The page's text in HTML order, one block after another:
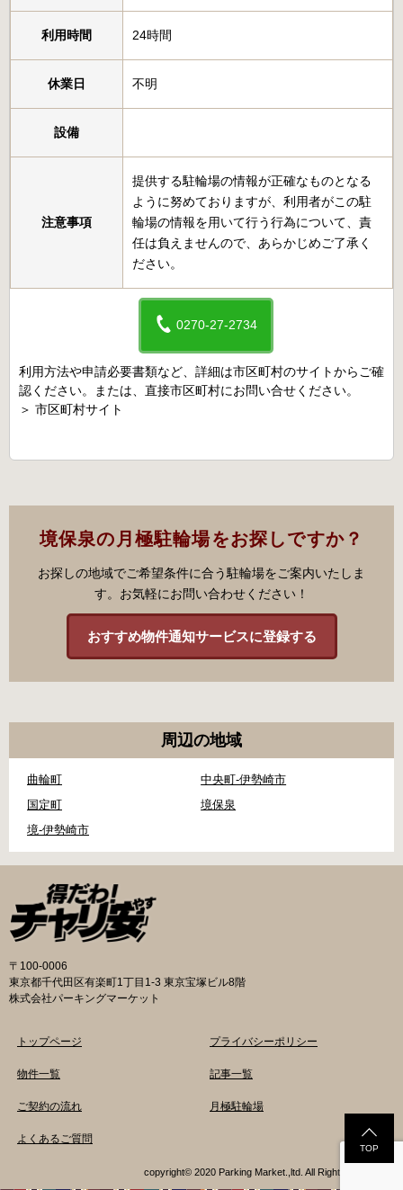
利用時間 24時間
休業日 不明
設備
注意事項
提供する駐輪場の情報が正確なものとなる
ように努めておりますが、利用者がこの駐
輪場の情報を用いて行う行為について、責
任は負えませんので、あらかじめご了承く
ださい。
0270-27-2734
利用方法や申請必要書類など、詳細は市区町村のサイトからご確
認ください。または、直接市区町村にお問い合せください。
＞ 市区町村サイト
境保泉の月極駐輪場をお探しですか？
お探しの地域でご希望条件に合う駐輪場をご案内いたしま
す。お気軽にお問い合わせください！
おすすめ物件通知サービスに登録する
周辺の地域
曲輪町
中央町-伊勢崎市
国定町
境保泉
境-伊勢崎市
〒100-0006
東京都千代田区有楽町1丁目1-3 東京宝塚ビル8階
株式会社パーキングマーケット
トップページ
物件一覧
ご契約の流れ
よくあるご質問
プライバシーポリシー
記事一覧
月極駐輪場
copyright© 2020 Parking Market.,ltd. All Rights Reserved.
TOP